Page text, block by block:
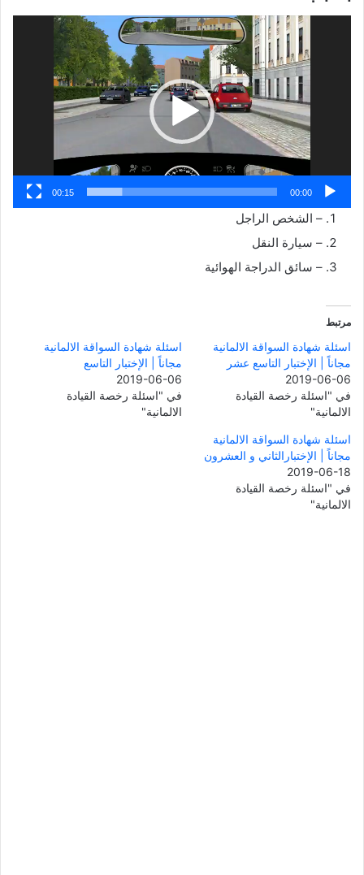
00:00
00:15
– الشخص الراجل
– سيارة النقل
– سائق الدراجة الهوائية
مرتبط
اسئلة شهادة السواقة الالمانية
مجاناً | الإختبار التاسع عشر
2019-06-06
في "اسئلة رخصة القيادة
الالمانية"
اسئلة شهادة السواقة الالمانية
مجاناً | الإختبار التاسع
2019-06-06
في "اسئلة رخصة القيادة
الالمانية"
اسئلة شهادة السواقة الالمانية
مجاناً | الإختبارالثاني و العشرون
2019-06-18
في "اسئلة رخصة القيادة
الالمانية"